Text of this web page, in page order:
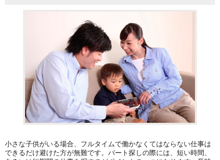
小さな子供がいる場合、フルタイムで働かなくてはならない仕事は
できるだけ避けた方が無難です。パート探しの際には、短い時間、